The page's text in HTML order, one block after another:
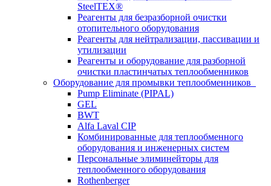
SteelTEX®
Реагенты для безразборной очистки
отопительного оборудования
Реагенты для нейтрализации, пассивации и
утилизации
Реагенты и оборудование для разборной
очистки пластинчатых теплообменников
Оборудование для промывки теплообменников
Pump Eliminate (PIPAL)
GEL
BWT
Alfa Laval CIP
Комбинированные для теплообменного
оборудования и инженерных систем
Персональные элиминейторы для
теплообменного оборудования
Rothenberger